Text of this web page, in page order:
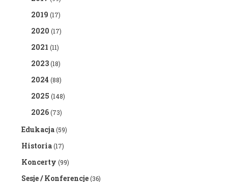
2019 (17)
2020 (17)
2021 (11)
2023(18)
2024 (88)
2025 (148)
2026(73)
Edukacja(59)
Historia(17)
Koncerty (99)
Sesje / Konferencje(36)